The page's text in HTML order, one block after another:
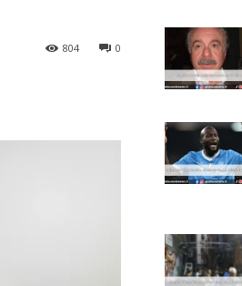
0
804